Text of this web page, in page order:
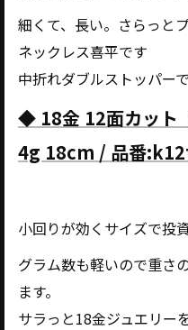
細くて、長い。さらっと
ネックレス喜平です
中折れダブルストッパー
◆ 18金 12面カット
4g 18cm / 品番
小回りが効くサイズで投
グラム数も軽いので重さ
ます。
サラっと18金ジュエリー